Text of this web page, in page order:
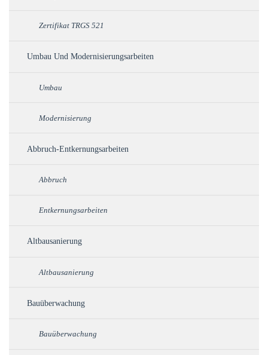
Zertifikat TRGS 521
Umbau Und Modernisierungsarbeiten
Umbau
Modernisierung
Abbruch-Entkernungsarbeiten
Abbruch
Entkernungsarbeiten
Altbausanierung
Altbausanierung
Bauüberwachung
Bauüberwachung